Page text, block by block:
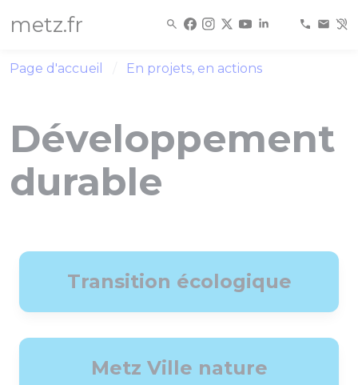
metz.fr
Page d'accueil En projets, en actions
Développement
durable
Transition écologique
Metz Ville nature